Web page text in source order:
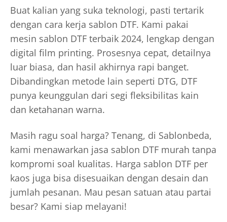
Buat kalian yang suka teknologi, pasti tertarik
dengan cara kerja sablon DTF. Kami pakai
mesin sablon DTF terbaik 2024, lengkap dengan
digital film printing. Prosesnya cepat, detailnya
luar biasa, dan hasil akhirnya rapi banget.
Dibandingkan metode lain seperti DTG, DTF
punya keunggulan dari segi fleksibilitas kain
dan ketahanan warna.
Masih ragu soal harga? Tenang, di Sablonbeda,
kami menawarkan jasa sablon DTF murah tanpa
kompromi soal kualitas. Harga sablon DTF per
kaos juga bisa disesuaikan dengan desain dan
jumlah pesanan. Mau pesan satuan atau partai
besar? Kami siap melayani!